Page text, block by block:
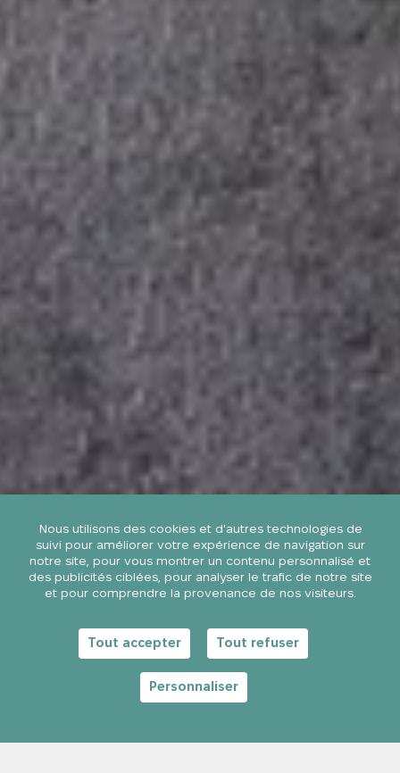
Nous utilisons des cookies et d'autres technologies de
suivi pour améliorer votre expérience de navigation sur
notre site, pour vous montrer un contenu personnalisé et
des publicités ciblées, pour analyser le trafic de notre site
et pour comprendre la provenance de nos visiteurs.
Tout accepter Tout refuser
Personnaliser